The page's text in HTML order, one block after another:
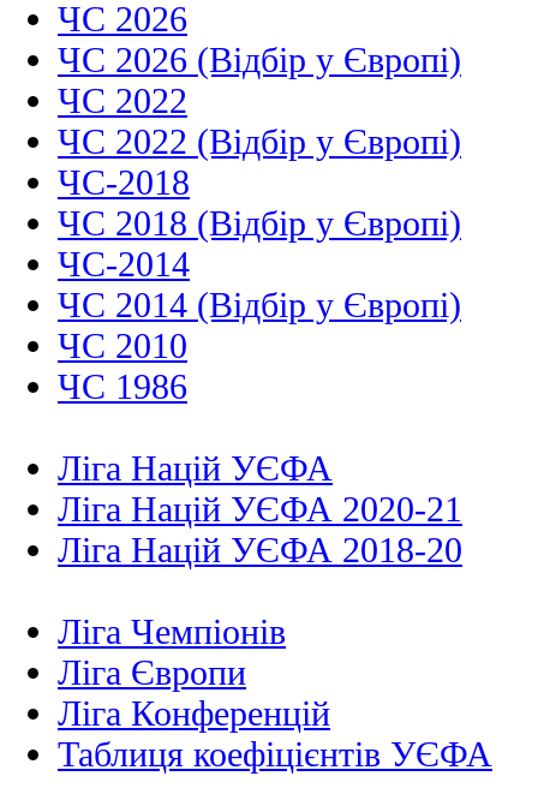
ЧС 2026
ЧС 2026 (Відбір у Європі)
ЧС 2022
ЧС 2022 (Відбір у Європі)
ЧС-2018
ЧС 2018 (Відбір у Європі)
ЧС-2014
ЧС 2014 (Відбір у Європі)
ЧС 2010
ЧС 1986
Ліга Націй УЄФА
Ліга Націй УЄФА 2020-21
Ліга Націй УЄФА 2018-20
Ліга Чемпіонів
Ліга Європи
Ліга Конференцій
Таблиця коефіцієнтів УЄФА